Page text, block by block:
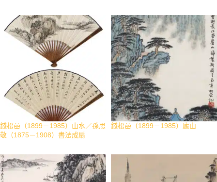
錢松喦（1899－1985）山水／孫思
敬（1875－1908）書法成扇
錢松喦（1899－1985）廬山